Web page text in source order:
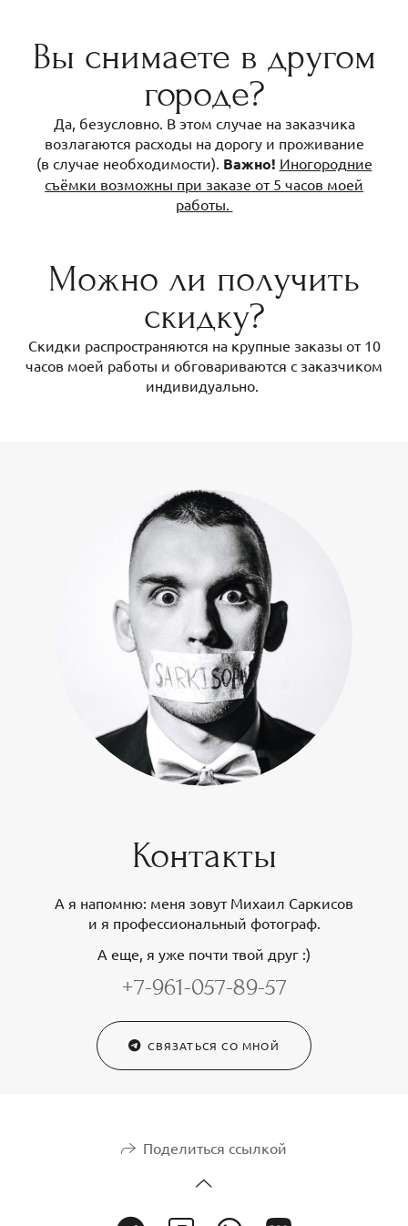
Вы снимаете в другом
городе?
Да, безусловно. В этом случае на заказчика
возлагаются расходы на дорогу и проживание
(в случае необходимости). Важно! Иногородние
съёмки возможны при заказе от 5 часов моей
работы.
Можно ли получить
скидку?
Скидки распространяются на крупные заказы от 10
часов моей работы и обговариваются с заказчиком
индивидуально.
Контакты
А я напомню: меня зовут Михаил Саркисов
и я профессиональный фотограф.
А еще, я уже почти твой друг :)
+7-961-057-89-57
СВЯЗАТЬСЯ СО МНОЙ
Поделиться ссылкой